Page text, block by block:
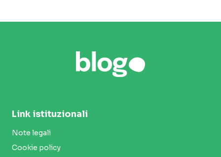
Link istituzionali
Note legali
Cookie policy